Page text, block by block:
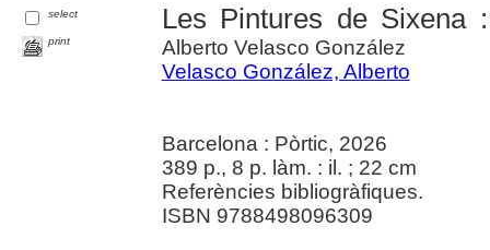
select
print
Les Pintures de Sixena
Alberto Velasco González
Velasco González, Alberto
Barcelona : Pòrtic, 2026
389 p., 8 p. làm. : il. ; 22 cm
Referències bibliogràfiques.
ISBN 9788498096309